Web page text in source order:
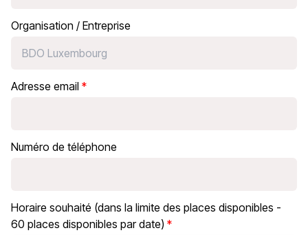
Organisation / Entreprise
Adresse email
Numéro de téléphone
Horaire souhaité (dans la limite des places disponibles -
60 places disponibles par date)